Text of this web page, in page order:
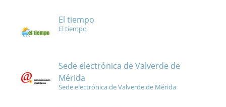
El tiempo
El tiempo
Sede electrónica de Valverde de
Mérida
Sede electrónica de Valverde de Mérida